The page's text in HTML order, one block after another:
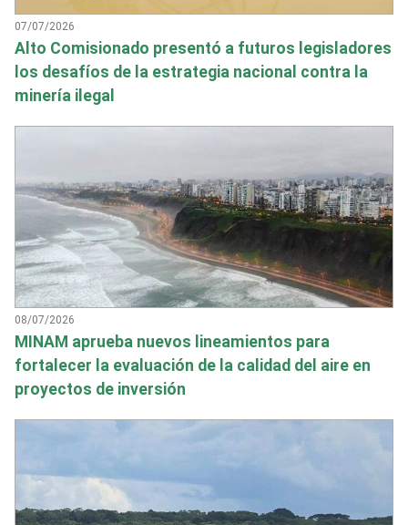
07/07/2026
Alto Comisionado presentó a futuros legisladores
los desafíos de la estrategia nacional contra la
minería ilegal
08/07/2026
MINAM aprueba nuevos lineamientos para
fortalecer la evaluación de la calidad del aire en
proyectos de inversión